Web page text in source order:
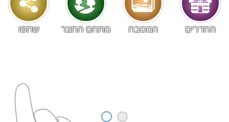
שתפו מתחם החצר המטבח החדרים